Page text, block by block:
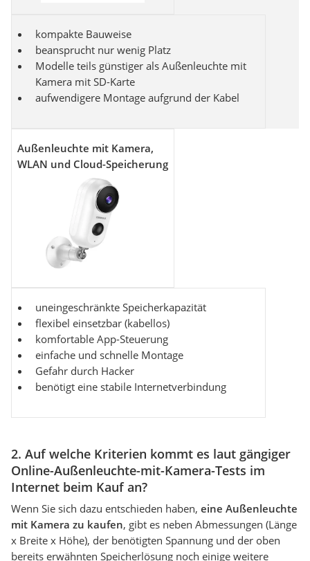
kompakte Bauweise
beansprucht nur wenig Platz
Modelle teils günstiger als Außenleuchte mit
Kamera mit SD-Karte
aufwendigere Montage aufgrund der Kabel
Außenleuchte mit Kamera,
WLAN und Cloud-Speicherung
uneingeschränkte Speicherkapazität
flexibel einsetzbar (kabellos)
komfortable App-Steuerung
einfache und schnelle Montage
Gefahr durch Hacker
benötigt eine stabile Internetverbindung
2. Auf welche Kriterien kommt es laut gängiger
Online-Außenleuchte-mit-Kamera-Tests im
Internet beim Kauf an?
Wenn Sie sich dazu entschieden haben, eine Außenleuchte
mit Kamera zu kaufen, gibt es neben Abmessungen (Länge
x Breite x Höhe), der benötigten Spannung und der oben
bereits erwähnten Speicherlösung noch einige weitere